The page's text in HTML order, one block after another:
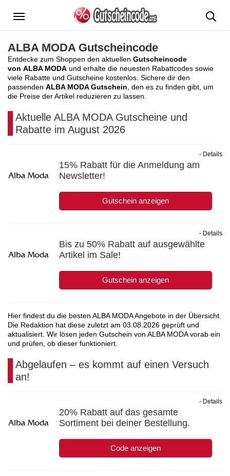
Menü
ALBA MODA Gutscheincode
Entdecke zum Shoppen den aktuellen Gutscheincode
von ALBA MODA und erhalte die neuesten Rabattcodes sowie
viele Rabatte und Gutscheine kostenlos. Sichere dir den
passenden ALBA MODA Gutschein , den es zu finden gibt, um
die Preise der Artikel reduzieren zu lassen.
Aktuelle ALBA MODA Gutscheine und
Rabatte im August 2026
15% Rabatt für die Anmeldung am
Newsletter!
Gutschein anzeigen
- Details
Bis zu 50% Rabatt auf ausgewählte
Artikel im Sale!
Gutschein anzeigen
- Details
Hier findest du die besten ALBA MODA Angebote in der Übersicht.
Die Redaktion hat diese zuletzt am 03.08.2026 geprüft und
aktualisiert. Wir lösen jeden Gutschein von ALBA MODA vorab ein
und prüfen, ob dieser funktioniert.
Abgelaufen – es kommt auf einen Versuch
an!
20% Rabatt auf das gesamte
Sortiment bei deiner Bestellung.
Code anzeigen
- Details